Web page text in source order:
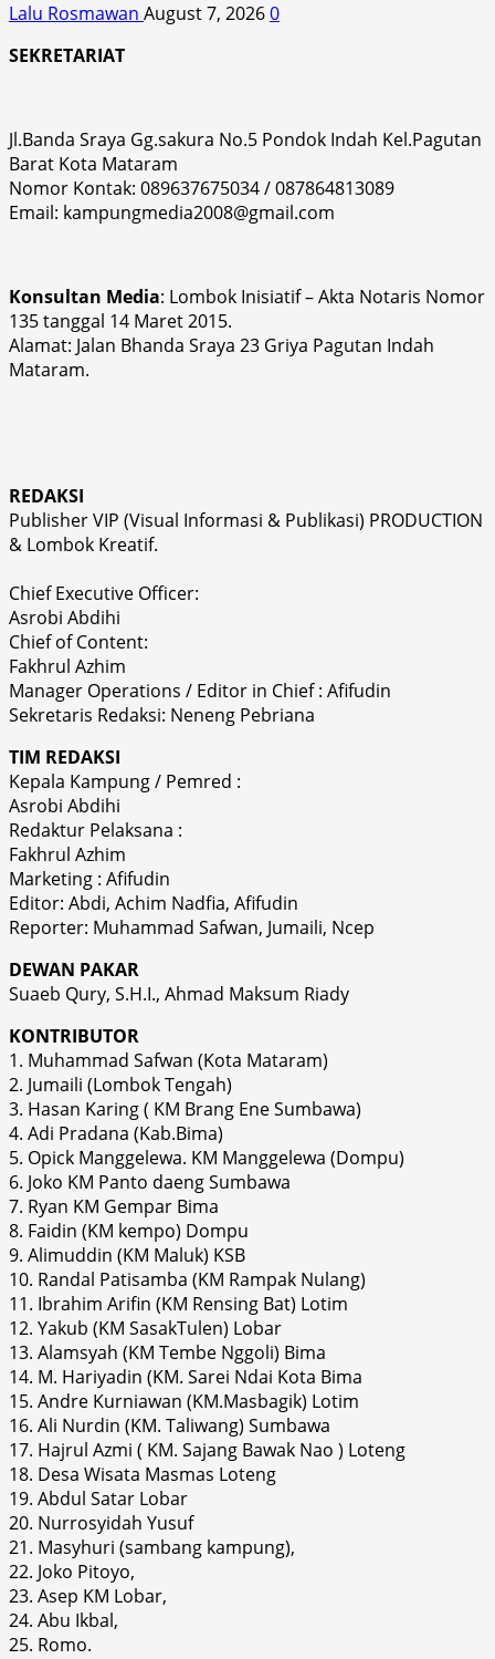
Lalu Rosmawan August 7, 20260
SEKRETARIAT
Jl.Banda Sraya Gg.sakura No.5 Pondok Indah Kel.Pagutan
Barat Kota Mataram
Nomor Kontak: 089637675034 / 087864813089
Email: kampungmedia2008@gmail.com
Konsultan Media: Lombok Inisiatif – Akta Notaris Nomor
135 tanggal 14 Maret 2015.
Alamat: Jalan Bhanda Sraya 23 Griya Pagutan Indah
Mataram.
REDAKSI
Publisher VIP (Visual Informasi & Publikasi) PRODUCTION
& Lombok Kreatif.
Chief Executive Officer:
Asrobi Abdihi
Chief of Content:
Fakhrul Azhim
Manager Operations / Editor in Chief : Afifudin
Sekretaris Redaksi: Neneng Pebriana
TIM REDAKSI
Kepala Kampung / Pemred :
Asrobi Abdihi
Redaktur Pelaksana :
Fakhrul Azhim
Marketing : Afifudin
Editor: Abdi, Achim Nadfia, Afifudin
Reporter: Muhammad Safwan, Jumaili, Ncep
DEWAN PAKAR
Suaeb Qury, S.H.I., Ahmad Maksum Riady
KONTRIBUTOR
1. Muhammad Safwan (Kota Mataram)
2. Jumaili (Lombok Tengah)
3. Hasan Karing ( KM Brang Ene Sumbawa)
4. Adi Pradana (Kab.Bima)
5. Opick Manggelewa. KM Manggelewa (Dompu)
6. Joko KM Panto daeng Sumbawa
7. Ryan KM Gempar Bima
8. Faidin (KM kempo) Dompu
9. Alimuddin (KM Maluk) KSB
10. Randal Patisamba (KM Rampak Nulang)
11. Ibrahim Arifin (KM Rensing Bat) Lotim
12. Yakub (KM SasakTulen) Lobar
13. Alamsyah (KM Tembe Nggoli) Bima
14. M. Hariyadin (KM. Sarei Ndai Kota Bima
15. Andre Kurniawan (KM.Masbagik) Lotim
16. Ali Nurdin (KM. Taliwang) Sumbawa
17. Hajrul Azmi ( KM. Sajang Bawak Nao ) Loteng
18. Desa Wisata Masmas Loteng
19. Abdul Satar Lobar
20. Nurrosyidah Yusuf
21. Masyhuri (sambang kampung),
22. Joko Pitoyo,
23. Asep KM Lobar,
24. Abu Ikbal,
25. Romo.